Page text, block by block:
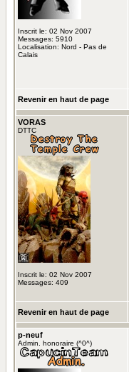
Inscrit le: 02 Nov 2007
Messages: 5910
Localisation: Nord - Pas de
Calais
Revenir en haut de page
VORAS
DTTC
Inscrit le: 02 Nov 2007
Messages: 409
Revenir en haut de page
p-neuf
Admin. honoraire (^0^)